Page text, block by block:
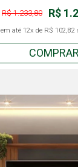
R$
R$ 1.233,80
em até 12x de R$ 102,82
COMPRAR